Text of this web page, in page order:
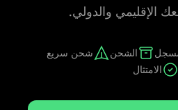
الإقليمي والدولي.
الشحن
شحن سريع
الامتثال